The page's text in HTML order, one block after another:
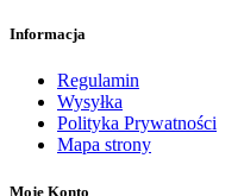
Informacja
Regulamin
Wysyłka
Polityka Prywatności
Mapa strony
Moje Konto